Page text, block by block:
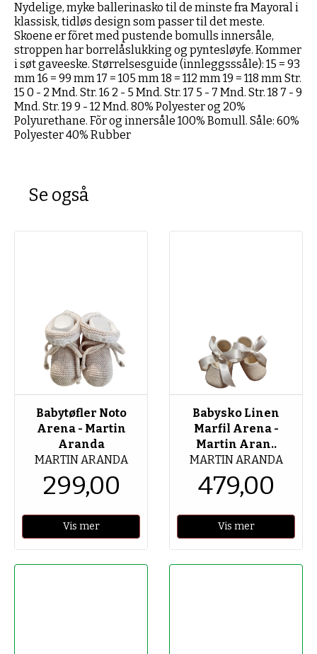
Nydelige, myke ballerinasko til de minste fra Mayoral i
klassisk, tidløs design som passer til det meste.
Skoene er fõret med pustende bomulls innersåle,
stroppen har borrelåslukking og pyntesløyfe. Kommer
i søt gaveeske. Størrelsesguide (innleggsssåle): 15 = 93
mm 16 = 99 mm 17 = 105 mm 18 = 112 mm 19 = 118 mm Str.
15 0 - 2 Mnd. Str. 16 2 - 5 Mnd. Str. 17 5 - 7 Mnd. Str. 18 7 - 9
Mnd. Str. 19 9 - 12 Mnd. 80% Polyester og 20%
Polyurethane. Fõr og innersåle 100% Bomull. Såle: 60%
Polyester 40% Rubber
Se også
Babytøfler Noto
Arena - Martin
Aranda
MARTIN ARANDA
299,00
Vis mer
Babysko Linen
Marfil Arena -
Martin Aran..
MARTIN ARANDA
479,00
Vis mer